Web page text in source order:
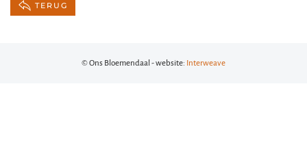
TERUG
© Ons Bloemendaal - website: Interweave